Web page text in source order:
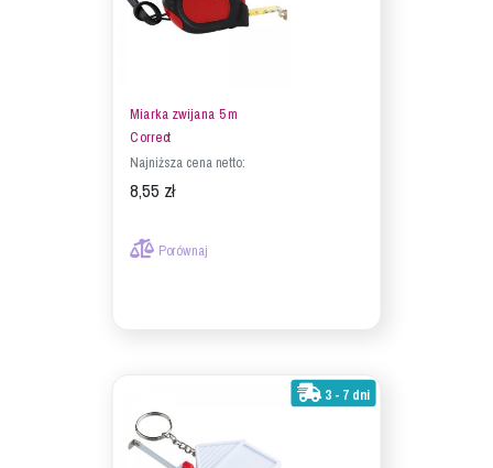
Miarka zwijana 5 m
Correct
Najniższa cena netto:
8,55 zł
Porównaj
3 - 7 dni